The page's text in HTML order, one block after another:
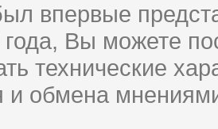
впервые
года, Вы можете
технические
обмена